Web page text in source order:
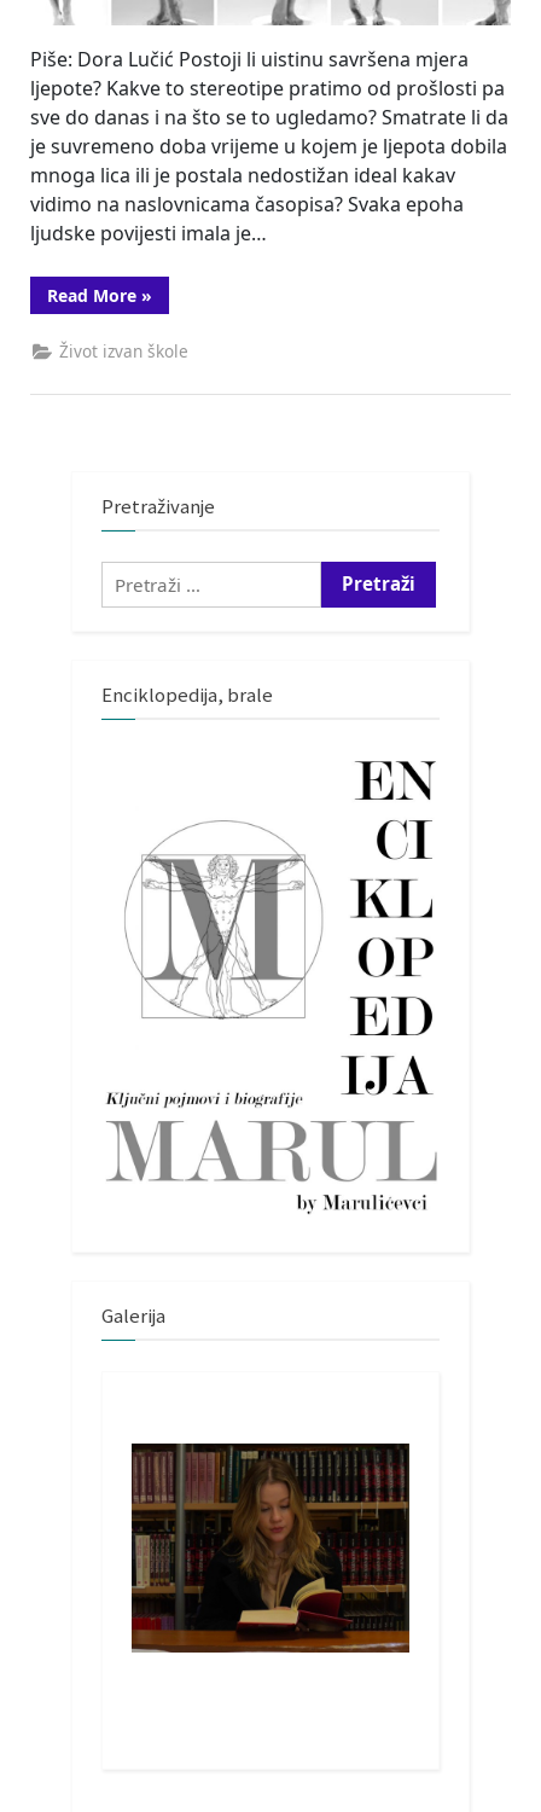
Piše: Dora Lučić Postoji li uistinu savršena mjera
ljepote? Kakve to stereotipe pratimo od prošlosti pa
sve do danas i na što se to ugledamo? Smatrate li da
je suvremeno doba vrijeme u kojem je ljepota dobila
mnoga lica ili je postala nedostižan ideal kakav
vidimo na naslovnicama časopisa? Svaka epoha
ljudske povijesti imala je…
Read More“Stereotipi
i
prikazi
ljepote”
»
Život izvan škole
Pretraživanje
Pretraži:
Enciklopedija, brale
Galerija